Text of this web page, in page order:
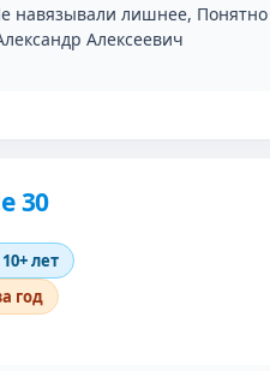
навязывали лишнее, Понятно
Алексеевич
30
лет
год